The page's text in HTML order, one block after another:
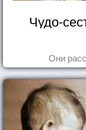
Чудо-
Они